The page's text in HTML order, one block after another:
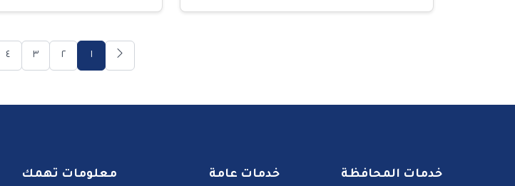
١ ٢ ٣ ٤
خدمات المحافظة خدمات عامة معلومات تهمك